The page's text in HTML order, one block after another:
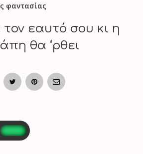
φαντασίας
εαυτό σου κι η
θα ‘ρθει